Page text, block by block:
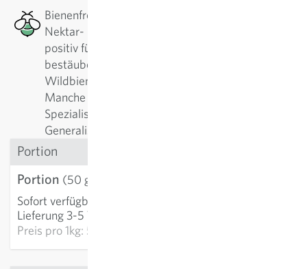
Bienenfreundlich: Diese Pflanze hat ein gutes
Nektar- bzw. Pollenangebot, welches besonders
positiv für Bienen, Wildbienen oder andere
bestäubende Insekten ist. Es gibt alleine bei
Wildbienen über 500 verschiedene Arten.
Manche Pflanzen werden am liebsten von
Spezialisten angeflogen, manche am liebsten von
Generalisten.
Portion
Portion (50 g)
Sofort verfügbar
Lieferung 3-5 Tage
Preis pro1kg: 57,78 €